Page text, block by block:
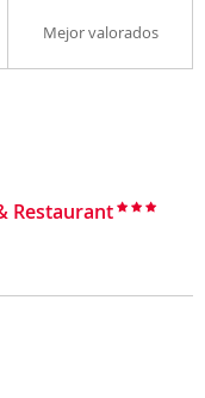
Mejor valorados
Restaurant